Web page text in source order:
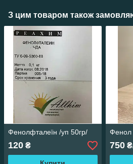
З цим товаром також
Фенолфталеїн /уп 50гр/
120 ₴
Фенол
750